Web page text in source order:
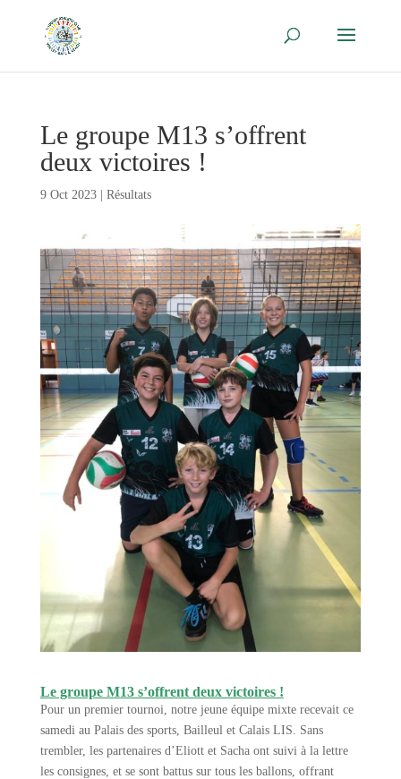
Le groupe M13 s’offrent
deux victoires !
9 Oct 2023| Résultats
Le groupe M13 s’offrent deux victoires !
Pour un premier tournoi, notre jeune équipe mixte recevait ce
samedi au Palais des sports, Bailleul et Calais LIS. Sans
trembler, les partenaires d’Eliott et Sacha ont suivi à la lettre
les consignes, et se sont battus sur tous les ballons, offrant